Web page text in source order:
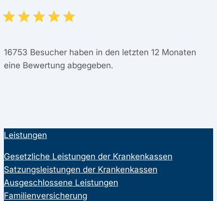
16753 Besucher haben in den letzten 12 Monaten
eine Bewertung abgegeben.
Leistungen
Gesetzliche Leistungen der Krankenkassen
Satzungsleistungen der Krankenkassen
Ausgeschlossene Leistungen
Familienversicherung